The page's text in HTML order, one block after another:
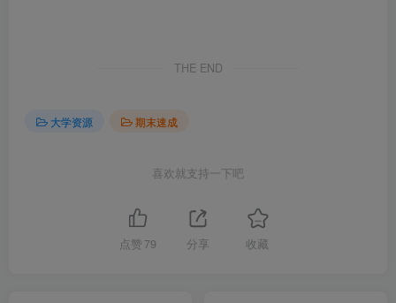
THE END
大学资源 期末速成
喜欢就支持一下吧
点赞 79 分享 收藏